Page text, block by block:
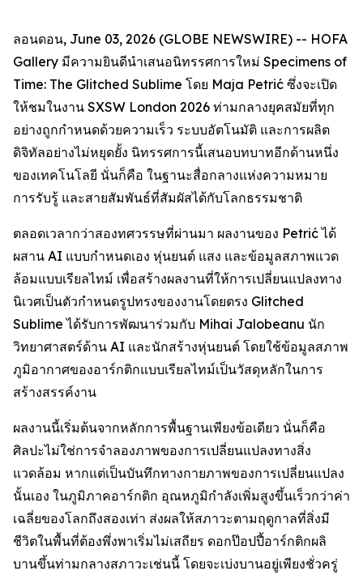
ลอนดอน, June 03, 2026 (GLOBE NEWSWIRE) -- HOFA
Gallery มีความยินดีนำเสนอนิทรรศการใหม่ Specimens of
Time: The Glitched Sublime โดย Maja Petrić ซึ่งจะเปิด
ให้ชมในงาน SXSW London 2026 ท่ามกลางยุคสมัยที่ทุก
อย่างถูกกำหนดด้วยความเร็ว ระบบอัตโนมัติ และการผลิต
ดิจิทัลอย่างไม่หยุดยั้ง นิทรรศการนี้เสนอบทบาทอีกด้านหนึ่ง
ของเทคโนโลยี นั่นก็คือ ในฐานะสื่อกลางแห่งความหมาย
การรับรู้ และสายสัมพันธ์ที่สัมผัสได้กับโลกธรรมชาติ
ตลอดเวลากว่าสองทศวรรษที่ผ่านมา ผลงานของ Petrić ได้
ผสาน AI แบบกำหนดเอง หุ่นยนต์ แสง และข้อมูลสภาพแวด
ล้อมแบบเรียลไทม์ เพื่อสร้างผลงานที่ให้การเปลี่ยนแปลงทาง
นิเวศเป็นตัวกำหนดรูปทรงของงานโดยตรง Glitched
Sublime ได้รับการพัฒนาร่วมกับ Mihai Jalobeanu นัก
วิทยาศาสตร์ด้าน AI และนักสร้างหุ่นยนต์ โดยใช้ข้อมูลสภาพ
ภูมิอากาศของอาร์กติกแบบเรียลไทม์เป็นวัสดุหลักในการ
สร้างสรรค์งาน
ผลงานนี้เริ่มต้นจากหลักการพื้นฐานเพียงข้อเดียว นั่นก็คือ
ศิลปะไม่ใช่การจำลองภาพของการเปลี่ยนแปลงทางสิ่ง
แวดล้อม หากแต่เป็นบันทึกทางกายภาพของการเปลี่ยนแปลง
นั้นเอง ในภูมิภาคอาร์กติก อุณหภูมิกำลังเพิ่มสูงขึ้นเร็วกว่าค่า
เฉลี่ยของโลกถึงสองเท่า ส่งผลให้สภาวะตามฤดูกาลที่สิ่งมี
ชีวิตในพื้นที่ต้องพึ่งพาเริ่มไม่เสถียร ดอกป๊อปปี้อาร์กติกผลิ
บานขึ้นท่ามกลางสภาวะเช่นนี้ โดยจะเบ่งบานอยู่เพียงชั่วครู่